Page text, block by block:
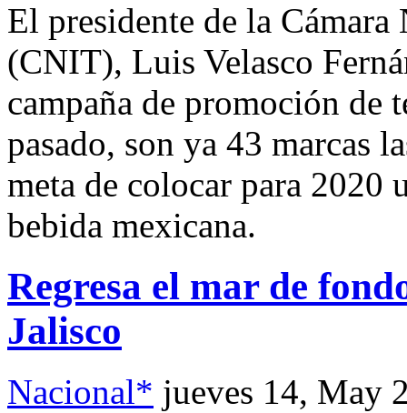
El presidente de la
(CNIT), Luis Velasco
campaña de promoción de
pasado, son ya 43 marcas
meta de colocar para 2020
bebida mexicana.
Regresa el mar de
Jalisco
Nacional* jueves 14, May